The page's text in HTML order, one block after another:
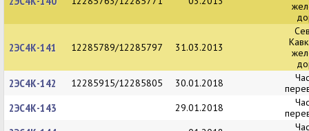
2ЭС4К-141 12285789/12285797 31.03.2013
2ЭС4К-142 12285915/12285805 30.01.2018
2ЭС4К-143 29.01.2018